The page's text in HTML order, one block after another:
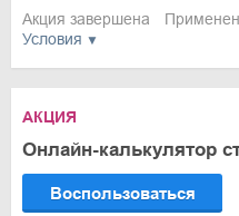
Условия
Акция завершена
АКЦИЯ
Онлайн-калькулятор
Воспользоваться